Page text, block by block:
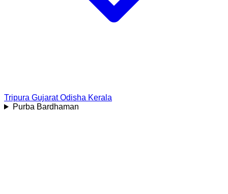
Tripura Gujarat Odisha Kerala
Purba Bardhaman